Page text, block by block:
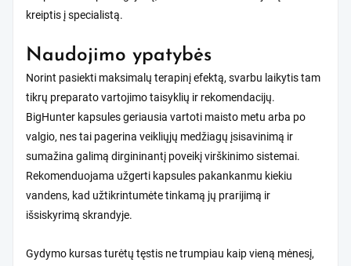
kreiptis į specialistą.
Naudojimo ypatybės
Norint pasiekti maksimalų terapinį efektą, svarbu laikytis tam
tikrų preparato vartojimo taisyklių ir rekomendacijų.
BigHunter kapsules geriausia vartoti maisto metu arba po
valgio, nes tai pagerina veikliųjų medžiagų įsisavinimą ir
sumažina galimą dirgininantį poveikį virškinimo sistemai.
Rekomenduojama užgerti kapsules pakankanmu kiekiu
vandens, kad užtikrintumėte tinkamą jų prarijimą ir
išsiskyrimą skrandyje.
Gydymo kursas turėtų tęstis ne trumpiau kaip vieną mėnesį,